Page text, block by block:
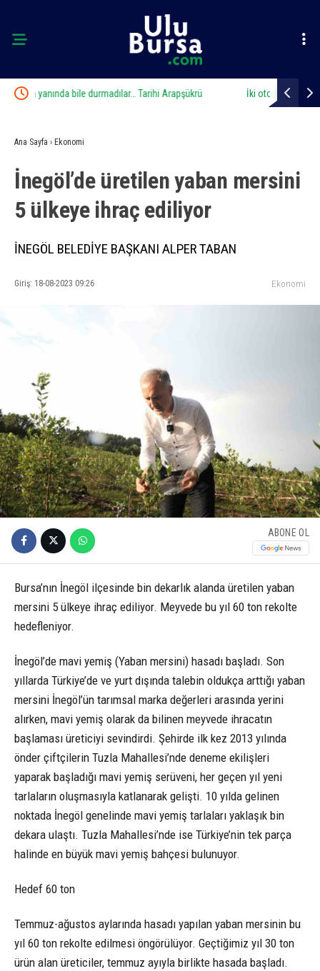
İki otomobil çarpıştı, 4 kişi yaralandı: Motosikletli çift
Ana Sayfa › Ekonomi
İnegöl’de üretilen yaban mersini
5 ülkeye ihraç ediliyor
İNEGÖL BELEDİYE BAŞKANI ALPER TABAN
Giriş: 18-08-2023 09:26 Ekonomi
ABONE OL
Bursa’nın İnegöl ilçesinde bin dekarlık alanda üretilen yaban
mersini 5 ülkeye ihraç ediliyor. Meyvede bu yıl 60 ton rekolte
hedefleniyor.
İnegöl’de mavi yemiş (Yaban mersini) hasadı başladı. Son
yıllarda Türkiye’de ve yurt dışında talebin oldukça arttığı yaban
mersini İnegöl’ün tarımsal marka değerleri arasında yerini
alırken, mavi yemiş olarak da bilinen meyvede ihracatın
başlaması üreticiyi sevindirdi. Şehirde ilk kez 2013 yılında
önder çiftçilerin Tuzla Mahallesi’nde deneme ekilişleri
yaparak başladığı mavi yemiş serüveni, her geçen yıl yeni
tarlaların oluşmasıyla katlanarak gelişti. 10 yılda gelinen
noktada İnegöl genelinde mavi yemiş tarlaları yaklaşık bin
dekara ulaştı. Tuzla Mahallesi’nde ise Türkiye’nin tek parça
halinde en büyük mavi yemiş bahçesi bulunuyor.
Hedef 60 ton
Temmuz-ağustos aylarında hasadı yapılan yaban mersinin bu
yıl 60 ton rekolte edilmesi öngörülüyor. Geçtiğimiz yıl 30 ton
ürün alan üreticiler, temmuz ayıyla birlikte hasada başladı.